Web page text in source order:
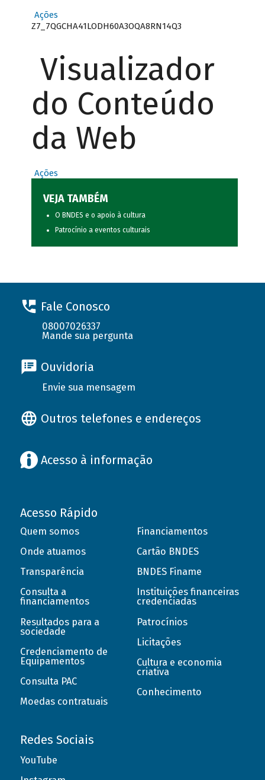
Ações
Z7_7QGCHA41LODH60A3OQA8RN14Q3
Visualizador
do Conteúdo
da Web
Ações
VEJA TAMBÉM
O BNDES e o apoio à cultura
Patrocínio a eventos culturais
Fale Conosco
08007026337
Mande sua pergunta
Ouvidoria
Envie sua mensagem
Outros telefones e endereços
Acesso à informação
Acesso Rápido
Quem somos
Onde atuamos
Transparência
Consulta a
financiamentos
Resultados para a
sociedade
Credenciamento de
Equipamentos
Consulta PAC
Moedas contratuais
Financiamentos
Cartão BNDES
BNDES Finame
Instituições financeiras
credenciadas
Patrocínios
Licitações
Cultura e economia
criativa
Conhecimento
Redes Sociais
YouTube